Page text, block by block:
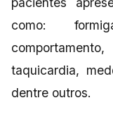
como:
taquicardia,
dentre outros.